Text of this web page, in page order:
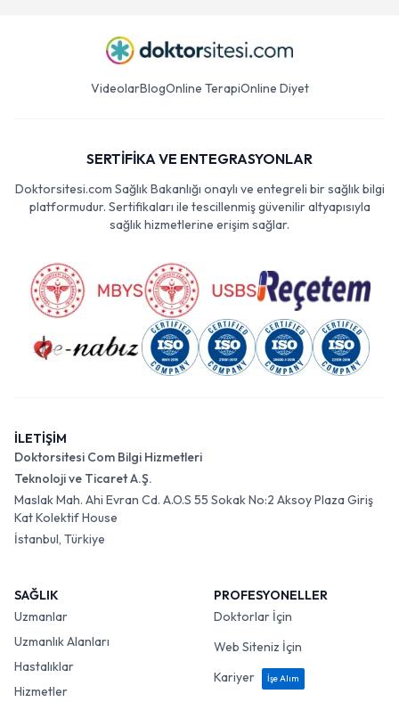
VideolarBlogOnline TerapiOnline Diyet
SERTİFİKA VE ENTEGRASYONLAR
Doktorsitesi.com Sağlık Bakanlığı onaylı ve entegreli bir sağlık bilgi
platformudur. Sertifikaları ile tescillenmiş güvenilir altyapısıyla
sağlık hizmetlerine erişim sağlar.
İLETİŞİM
Doktorsitesi Com Bilgi Hizmetleri
Teknoloji ve Ticaret A.Ş.
Maslak Mah. Ahi Evran Cd. A.O.S 55 Sokak No:2 Aksoy Plaza Giriş
Kat Kolektif House
İstanbul, Türkiye
SAĞLIK
Uzmanlar
Uzmanlık Alanları
Hastalıklar
Hizmetler
PROFESYONELLER
Doktorlar İçin
Web Siteniz İçin
Kariyer
İşe Alım